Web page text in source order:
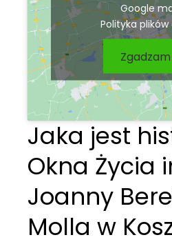
Google
Polityka plików
Jaka jest
Okna Życia
Joanny
Molla w